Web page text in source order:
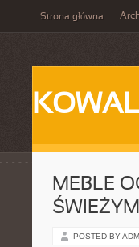
Strona główna
MEBLE
POSTED BY